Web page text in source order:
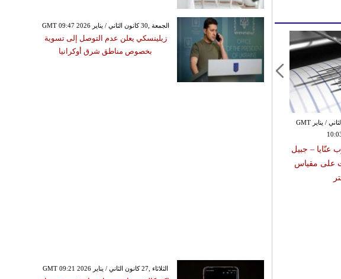
السبت ,31 كانون الثاني / يناير GMT
عنّايا – جبيل
على مقياس
GMT 09:47 2026 الجمعة ,30 كانون الثاني / يناير
زيلينسكي يعلن عدم التوصل إلى تسوية
بخصوص مناطق شرق أوكرانيا
GMT 09:21 2026 الثلاثاء ,27 كانون الثاني / يناير